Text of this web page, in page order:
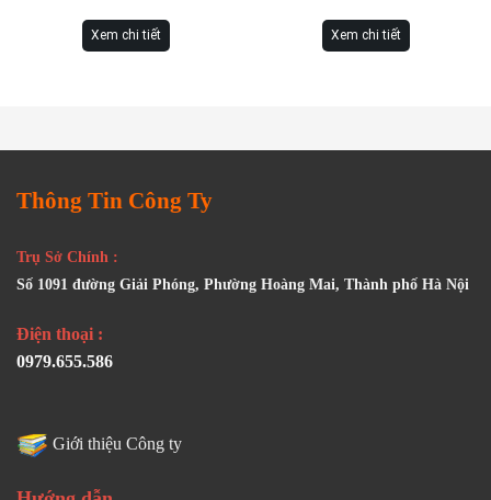
Xem chi tiết Xem chi tiết
Thông Tin Công Ty
Trụ Sở Chính :
Số 1091 đường Giải Phóng, Phường Hoàng Mai, Thành phố Hà Nội
Điện thoại :
0979.655.586
Giới thiệu Công ty